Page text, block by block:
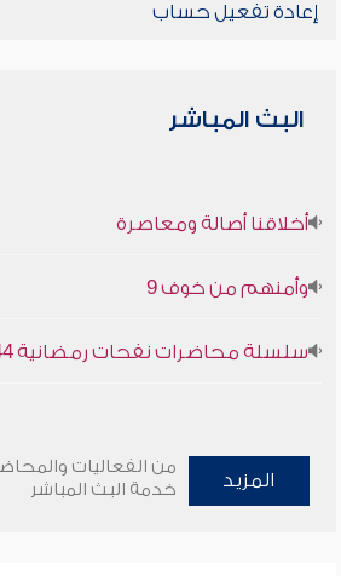
إعادة تفعيل حساب
البث المباشر
أخلاقنا أصالة ومعاصرة
وأمنهم من خوف 9
سلسلة محاضرات نفحات رمضانية 1444هـ
المزيد
من الفعاليات
خدمة البث المباشر